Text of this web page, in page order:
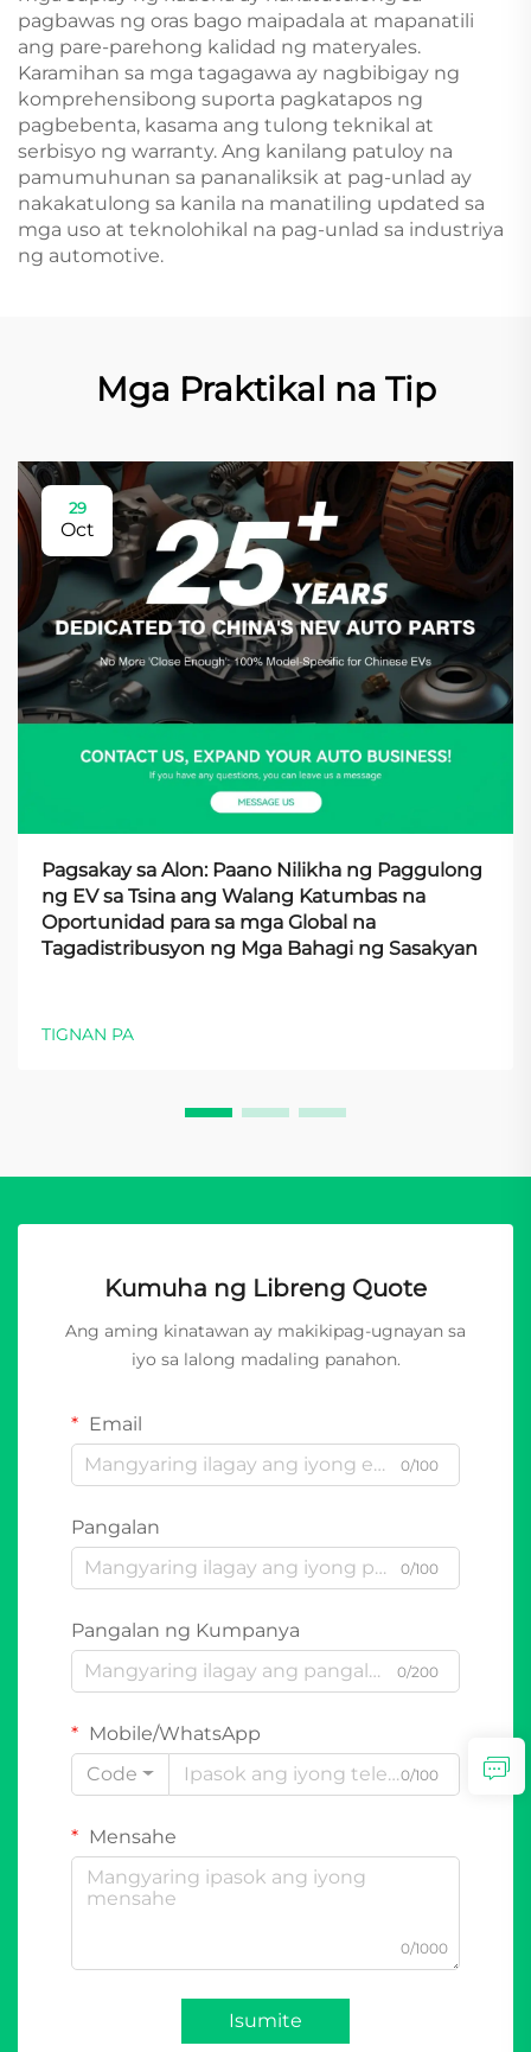
pagbawas ng oras bago maipadala at mapanatili
ang pare-parehong kalidad ng materyales.
Karamihan sa mga tagagawa ay nagbibigay ng
komprehensibong suporta pagkatapos ng
pagbebenta, kasama ang tulong teknikal at
serbisyo ng warranty. Ang kanilang patuloy na
pamumuhunan sa pananaliksik at pag-unlad ay
nakakatulong sa kanila na manatiling updated sa
mga uso at teknolohikal na pag-unlad sa industriya
ng automotive.
Mga Praktikal na Tip
29
Oct
Pagsakay sa Alon: Paano Nilikha ng Paggulong
ng EV sa Tsina ang Walang Katumbas na
Oportunidad para sa mga Global na
Tagadistribusyon ng Mga Bahagi ng Sasakyan
TIGNAN PA
Kumuha ng Libreng Quote
Ang aming kinatawan ay makikipag-ugnayan sa
iyo sa lalong madaling panahon.
Email
0/100
Pangalan
0/100
Pangalan ng Kumpanya
0/200
Mobile/WhatsApp
Code
0/100
Mensahe
0/1000
Isumite